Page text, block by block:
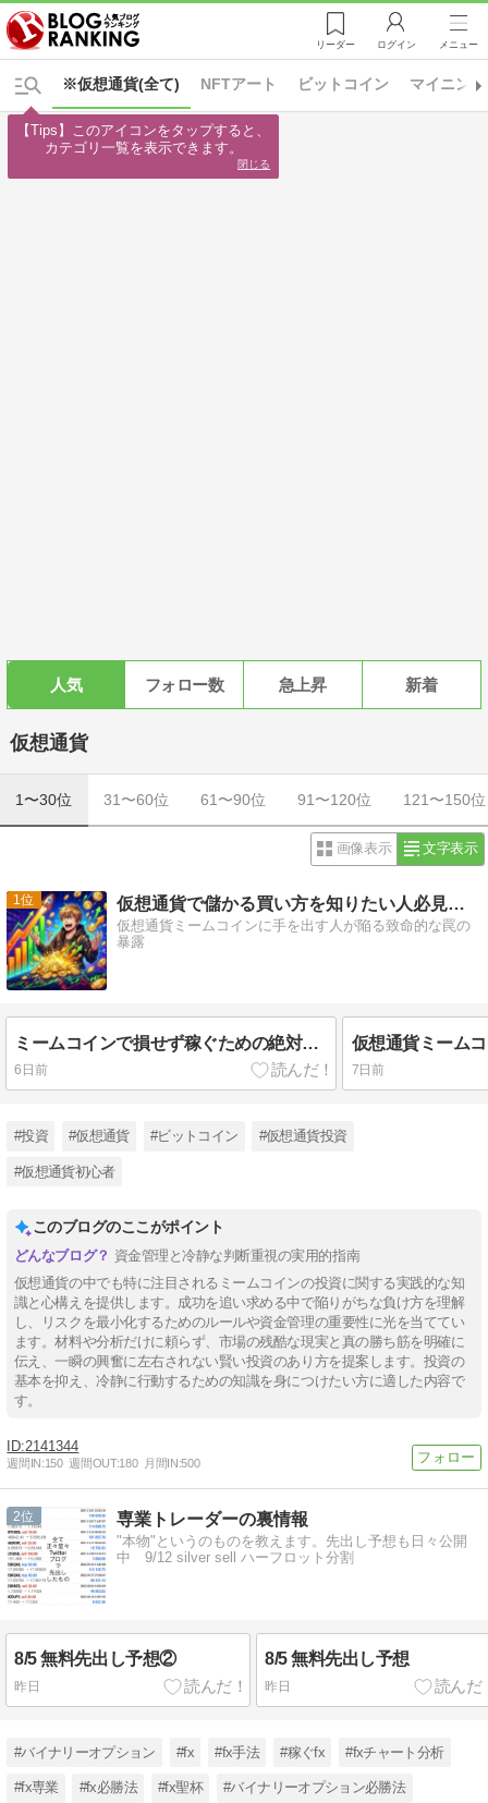
リーダー ログイン メニュー
※仮想通貨(全て) NFTアート ビットコイン マイニング
人気 フォロー数 急上昇 新着
仮想通貨
1〜30位 31〜60位 61〜90位 91〜120位 121〜150位
画像表示 文字表示
1 仮想通貨で儲かる買い方を知りたい人必見、初心者が見落とす
仮想通貨ミームコインに手を出す人が陥る致命的な罠の
暴露
ミームコインで損せず稼ぐための絶対ルール
6日前 7日前
#投資 #仮想通貨 #ビットコイン #仮想通貨投資
#仮想通貨初心者
このブログのここがポイント
資金管理と冷静な判断重視の実用的指南
仮想通貨の中でも特に注目されるミームコインの投資に関する実践的な知
識と心構えを提供します。成功を追い求める中で陥りがちな負け方を理解
し、リスクを最小化するためのルールや資金管理の重要性に光を当ててい
ます。材料や分析だけに頼らず、市場の残酷な現実と真の勝ち筋を明確に
伝え、一瞬の興奮に左右されない賢い投資のあり方を提案します。投資の
基本を抑え、冷静に行動するための知識を身につけたい方に適した内容で
す。
2141344
週間IN:150 週間OUT:180 月間IN:500
2 専業トレーダーの裏情報
"本物"というのものを教えます。先出し予想も日々公開
中 9/12 silver sell ハーフロット分割
8/5 無料先出し予想②
昨日
8/5 無料先出し予想
昨日
#バイナリーオプション #fx #fx手法 #稼ぐfx #fxチャート分析
#fx専業 #fx必勝法 #fx聖杯 #バイナリーオプション必勝法
【Tips】このアイコンをタップすると、
カテゴリ一覧を表示できます。
閉じる